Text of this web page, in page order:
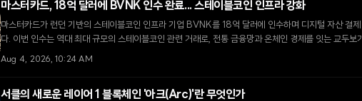
마스터카드, 18억 달러에 BVNK 인수 완료... 스테이블코인 인프라 강화
마스터카드가 런던 기반의 스테이블코인 인프라 기업 BVNK를 18억 달러에 인수하며 디지털 자산 결
다. 이번 인수는 역대 최대 규모의 스테이블코인 관련 거래로, 전통 금융망과 온체인 경제를 잇는 교두보
Aug 4, 2026, 10:24 AM
서클의 새로운 레이어 1 블록체인 '아크(Arc)'란 무엇인가